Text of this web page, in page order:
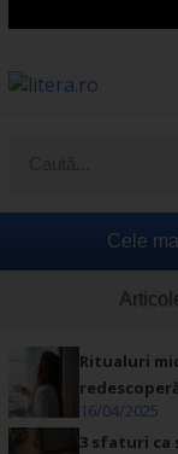
Cele
Ritualuri
16/04/2025
3 sfaturi ca